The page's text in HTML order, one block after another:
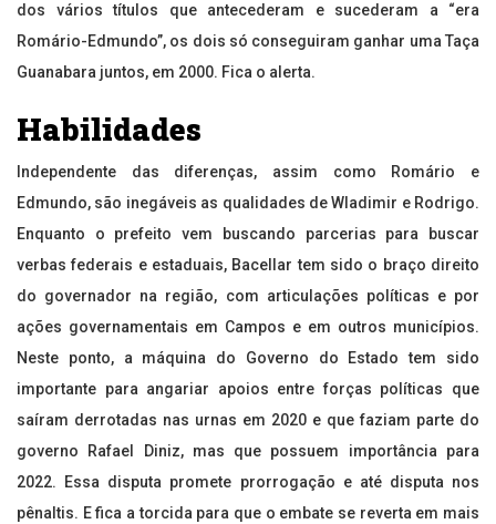
dos vários títulos que antecederam e sucederam a “era
Romário-Edmundo”, os dois só conseguiram ganhar uma Taça
Guanabara juntos, em 2000. Fica o alerta.
Habilidades
Independente das diferenças, assim como Romário e
Edmundo, são inegáveis as qualidades de Wladimir e Rodrigo.
Enquanto o prefeito vem buscando parcerias para buscar
verbas federais e estaduais, Bacellar tem sido o braço direito
do governador na região, com articulações políticas e por
ações governamentais em Campos e em outros municípios.
Neste ponto, a máquina do Governo do Estado tem sido
importante para angariar apoios entre forças políticas que
saíram derrotadas nas urnas em 2020 e que faziam parte do
governo Rafael Diniz, mas que possuem importância para
2022. Essa disputa promete prorrogação e até disputa nos
pênaltis. E fica a torcida para que o embate se reverta em mais